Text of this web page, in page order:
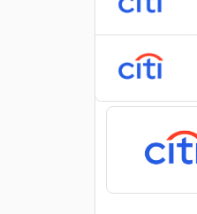
特快私人貸款